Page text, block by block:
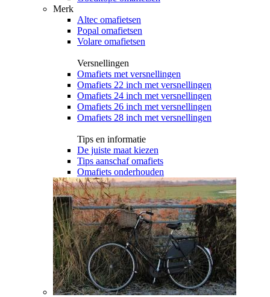
Merk
Altec omafietsen
Popal omafietsen
Volare omafietsen
Versnellingen
Omafiets met versnellingen
Omafiets 22 inch met versnellingen
Omafiets 24 inch met versnellingen
Omafiets 26 inch met versnellingen
Omafiets 28 inch met versnellingen
Tips en informatie
De juiste maat kiezen
Tips aanschaf omafiets
Omafiets onderhouden